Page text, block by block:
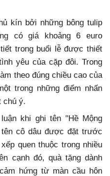
kín bởi những bông tulip
có giá khoảng 6 euro
trong buổi lễ được thiết
yêu của cặp đôi. Trong
theo đúng chiều cao của
trong những điểm nhấn
chú ý.
khi ghi tên "Hề Mộng
cô dâu được đặt trước
quen thuộc trong nhiều
cạnh đó, quà tặng dành
hứng từ màn cầu hôn